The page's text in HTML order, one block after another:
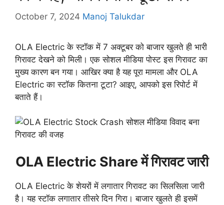
October 7, 2024 Manoj Talukdar
OLA Electric के स्टॉक में 7 अक्टूबर को बाजार खुलते ही भारी
गिरावट देखने को मिली। एक सोशल मीडिया पोस्ट इस गिरावट का
मुख्य कारण बन गया। आखिर क्या है यह पूरा मामला और OLA
Electric का स्टॉक कितना टूटा? आइए, आपको इस रिपोर्ट में
बताते हैं।
OLA Electric Share में गिरावट जारी
OLA Electric के शेयरों में लगातार गिरावट का सिलसिला जारी
है। यह स्टॉक लगातार तीसरे दिन गिरा। बाजार खुलते ही इसमें